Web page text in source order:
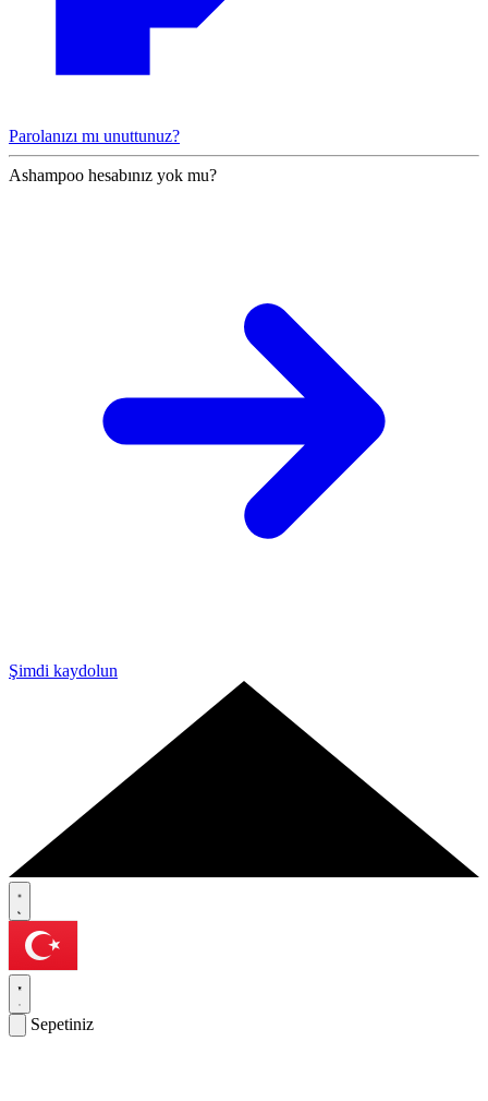
Parolanızı mı unuttunuz?
Ashampoo hesabınız yok mu?
Şimdi kaydolun
Sepetiniz